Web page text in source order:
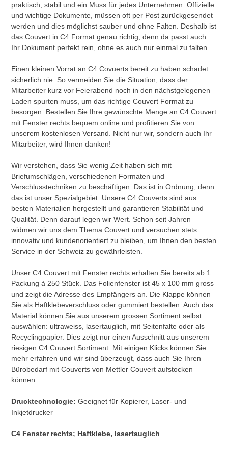
praktisch, stabil und ein Muss für jedes Unternehmen. Offizielle
und wichtige Dokumente, müssen oft per Post zurückgesendet
werden und dies möglichst sauber und ohne Falten. Deshalb ist
das Couvert in C4 Format genau richtig, denn da passt auch
Ihr Dokument perfekt rein, ohne es auch nur einmal zu falten.
Einen kleinen Vorrat an C4 Covuerts bereit zu haben schadet
sicherlich nie. So vermeiden Sie die Situation, dass der
Mitarbeiter kurz vor Feierabend noch in den nächstgelegenen
Laden spurten muss, um das richtige Couvert Format zu
besorgen. Bestellen Sie Ihre gewünschte Menge an C4 Couvert
mit Fenster rechts bequem online und profitieren Sie von
unserem kostenlosen Versand. Nicht nur wir, sondern auch Ihr
Mitarbeiter, wird Ihnen danken!
Wir verstehen, dass Sie wenig Zeit haben sich mit
Briefumschlägen, verschiedenen Formaten und
Verschlusstechniken zu beschäftigen. Das ist in Ordnung, denn
das ist unser Spezialgebiet. Unsere C4 Couverts sind aus
besten Materialien hergestellt und garantieren Stabilität und
Qualität. Denn darauf legen wir Wert. Schon seit Jahren
widmen wir uns dem Thema Couvert und versuchen stets
innovativ und kundenorientiert zu bleiben, um Ihnen den besten
Service in der Schweiz zu gewährleisten.
Unser C4 Couvert mit Fenster rechts erhalten Sie bereits ab 1
Packung à 250 Stück. Das Folienfenster ist 45 x 100 mm gross
und zeigt die Adresse des Empfängers an. Die Klappe können
Sie als Haftklebeverschluss oder gummiert bestellen. Auch das
Material können Sie aus unserem grossen Sortiment selbst
auswählen: ultraweiss, lasertauglich, mit Seitenfalte oder als
Recyclingpapier. Dies zeigt nur einen Ausschnitt aus unserem
riesigen C4 Couvert Sortiment. Mit einigen Klicks können Sie
mehr erfahren und wir sind überzeugt, dass auch Sie Ihren
Bürobedarf mit Couverts von Mettler Couvert aufstocken
können.
Drucktechnologie:Geeignet für Kopierer, Laser- und
Inkjetdrucker
C4 Fenster rechts; Haftklebe, lasertauglich